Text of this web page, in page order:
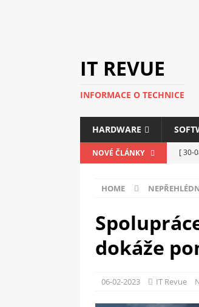
IT REVUE
INFORMACE O TECHNICE
HARDWARE
NOVÉ ČLÁNKY [ 30-
[ 14-
HOME
dokáže
06-02-2023 IT Revue